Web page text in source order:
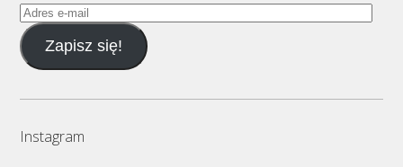
Adres
e-
mailZapisz się!
Instagram